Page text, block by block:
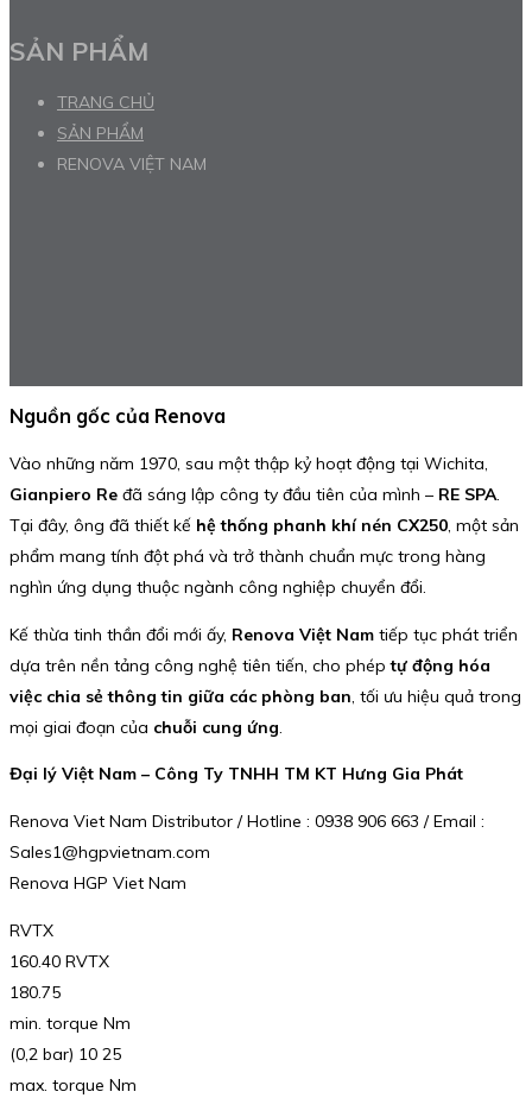
SẢN PHẨM
TRANG CHỦ
SẢN PHẨM
RENOVA VIỆT NAM
Nguồn gốc của Renova
Vào những năm 1970, sau một thập kỷ hoạt động tại Wichita,
Gianpiero Re đã sáng lập công ty đầu tiên của mình – RE SPA.
Tại đây, ông đã thiết kế hệ thống phanh khí nén CX250, một sản
phẩm mang tính đột phá và trở thành chuẩn mực trong hàng
nghìn ứng dụng thuộc ngành công nghiệp chuyển đổi.
Kế thừa tinh thần đổi mới ấy, Renova Việt Nam tiếp tục phát triển
dựa trên nền tảng công nghệ tiên tiến, cho phéptự động hóa
việc chia sẻ thông tin giữa các phòng ban, tối ưu hiệu quả trong
mọi giai đoạn của chuỗi cung ứng.
Đại lý Việt Nam – Công Ty TNHH TM KT Hưng Gia Phát
Renova Viet Nam Distributor / Hotline : 0938 906 663 / Email :
Sales1@hgpvietnam.com
Renova HGP Viet Nam
RVTX
160.40 RVTX
180.75
min. torque Nm
(0,2 bar) 10 25
max. torque Nm